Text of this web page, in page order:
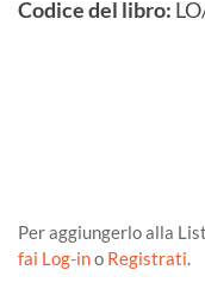
Codice del libro:
Per aggiungerlo alla
fai Log-ino Registrati